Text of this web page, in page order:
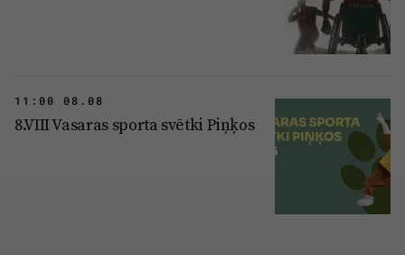
11:00 08.08
8.VIII Vasaras sporta svētki Piņķos